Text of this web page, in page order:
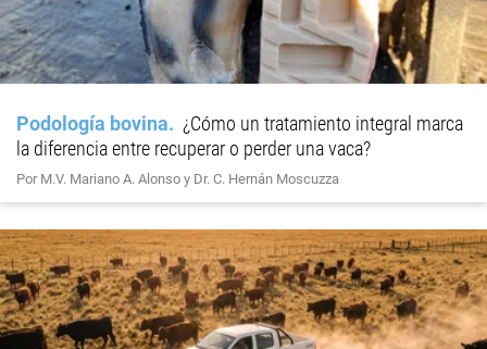
Podología bovina
¿Cómo un tratamiento integral marca
la diferencia entre recuperar o perder una vaca?
Por M.V. Mariano A. Alonso y Dr. C. Hernán Moscuzza